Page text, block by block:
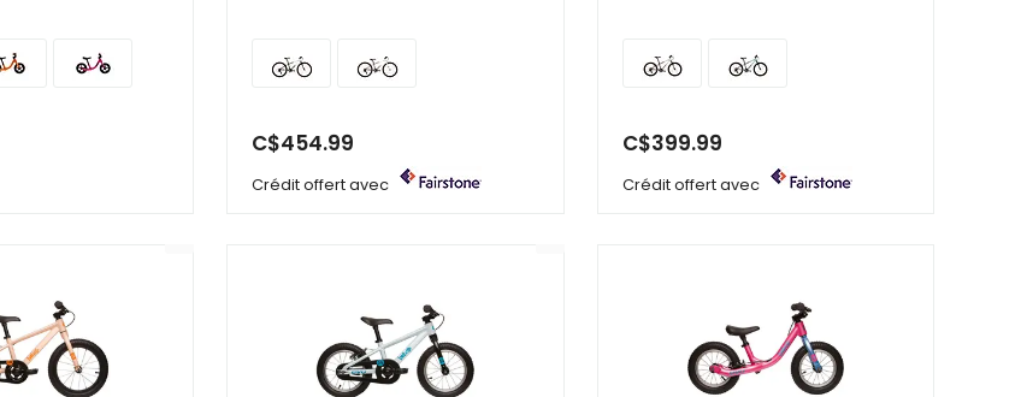
C$454.99
Crédit offert avec
C$399.99
Crédit offert avec